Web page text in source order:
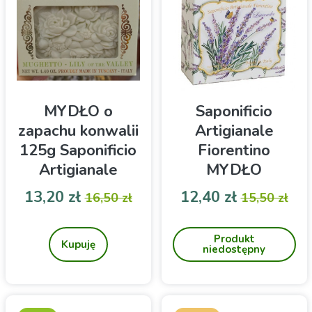
MYDŁO o
zapachu konwalii
125g Saponificio
Artigianale
Fiorentino
zapachu konwalii dla
każdego rodzaju
skóry. Opakowanie z
Cena
13,20 złCena podstawowa
16,50 zł
Kupuję
Saponificio
Artigianale
Fiorentino
MYDŁO
LAVANDA-
lawenda- 100g
zapachu lawendy dla
każdego rodzaju skóry.
Wspaniale oczyszcza i
Cena
12,40 złCena
15,50 zł
Produkt
niedostępny